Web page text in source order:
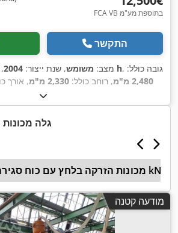
FCA VB בתוספת מע"מ
התקשר
מצב: משומש, שנת ייצור: 2004 76,000 h , גובה כולל:
2,480 מ"מ
, רוחב כולל: 2,330 מ"מ , אורך
4,200 קילו ניוטון
גלה
מכונות הזרקה בלחץ עם כוח סגירה 1,000 – 4,999 kN
מודעה קטנה